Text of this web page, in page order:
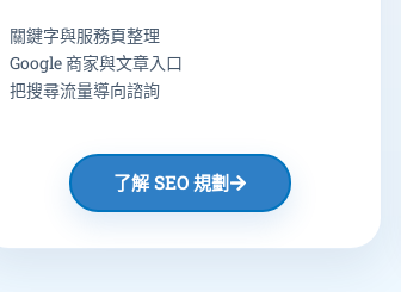
關鍵字與服務頁整理
Google 商家與文章入口
把搜尋流量導向諮詢
了解 SEO 規劃